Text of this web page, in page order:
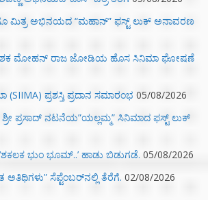
ಮಿತ್ರ ಅಭಿನಯದ “ಮಹಾನ್” ಫಸ್ಟ್ ಲುಕ್ ಅನಾವರಣ
ಮೋಹನ್ ರಾಜ ಜೋಡಿಯ ಹೊಸ ಸಿನಿಮಾ ಘೋಷಣೆ
(SIIMA) ಪ್ರಶಸ್ತಿ ಪ್ರದಾನ ಸಮಾರಂಭ 05/08/2026
ಪ್ರಸಾದ್ ನಟನೆಯ”ಯಲ್ಲಮ್ಮ” ಸಿನಿಮಾದ ಫಸ್ಟ್‌ ಲುಕ್‌
ಭುಂ‌ ಭೂಮ್..’ ಹಾಡು ಬಿಡುಗಡೆ. 05/08/2026
ಅತಿಥಿಗಳು” ಸೆಪ್ಟೆಂಬರ್‌ನಲ್ಲಿ ತೆರೆಗೆ. 02/08/2026